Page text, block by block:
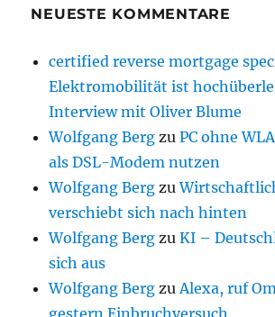
NEUESTE KOMMENTARE
certified reverse mortgage
Elektromobilität ist
Interview mit Oliver Blume
Wolfgang Berg zuPC ohne
als DSL-Modem nutzen
Wolfgang Berg zu
verschiebt sich nach hinten
Wolfgang Berg zuKI –
sich aus
Wolfgang Berg zu Alexa, ruf
gestern Einbruchversuch